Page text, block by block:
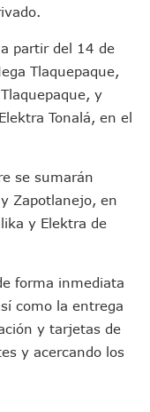
Para Bajar Actos
Por Un Camión De
En Verde Vallarta
Un Muerto En Autopista A
De Guadalajara, Vinculado
De Becas Escolares En Puerto
Comerciales Provocan
Clarisa Rodríguez En El
“ley Clarisa” Contra
Mexicana Que Se Robó El
En La Feria De
En Puerto Vallarta
Banderas Reelige A Martha
Carretera Compostela–Las
Tragamonedas En
Canadá Y Abre Camino Para
El Pago Del Predial 2026
partir del 14 de
Tlaquepaque,
y
Tonalá, en el
se sumarán
Zapotlanejo, en
y Elektra de
forma inmediata
como la entrega
y tarjetas de
y acercando los